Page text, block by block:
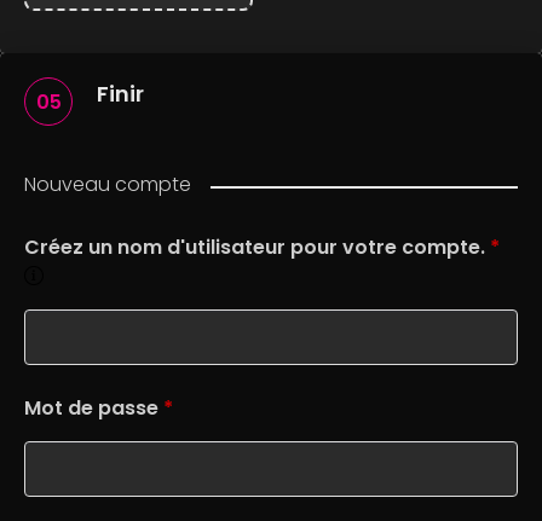
05 Finir
Nouveau compte
Créez un nom d'utilisateur pour votre compte. *
Mot de passe *